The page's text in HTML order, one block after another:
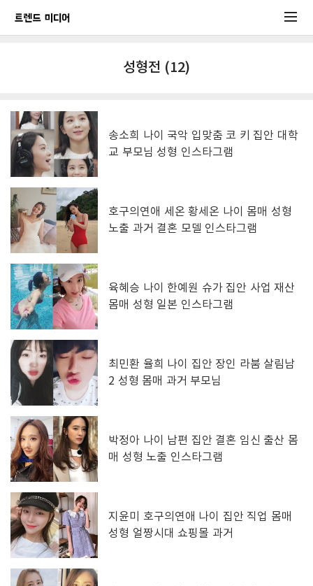
성형전 (12)
송소희 나이 국악 입맞춤 코 키 집안 대학
교 부모님 성형 인스타그램
호구의연애 세온 황세온 나이 몸매 성형
노출 과거 결혼 모델 인스타그램
육혜승 나이 한예원 슈가 집안 사업 재산
몸매 성형 일본 인스타그램
최민환 율희 나이 집안 장인 라붐 살림남
2 성형 몸매 과거 부모님
박정아 나이 남편 집안 결혼 임신 출산 몸
매 성형 노출 인스타그램
지윤미 호구의연애 나이 집안 직업 몸매
성형 얼짱시대 쇼핑몰 과거